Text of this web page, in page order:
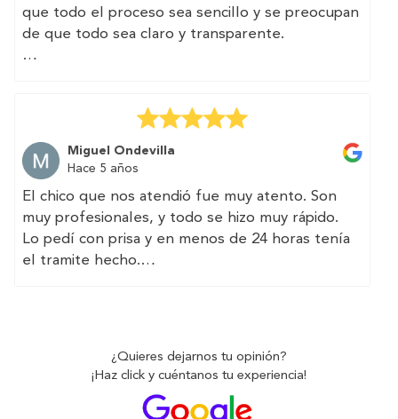
que todo el proceso sea sencillo y se preocupan
de que todo sea claro y transparente.
the whole process easy and they make sure
everything is clear and transparent.
Miguel Ondevilla
Hace 5 años
El chico que nos atendió fue muy atento. Son
muy profesionales, y todo se hizo muy rápido.
Lo pedí con prisa y en menos de 24 horas tenía
el tramite hecho.
done very quickly.
I had the paperwork done.
¿Quieres dejarnos tu opinión?
¡Haz click y cuéntanos tu experiencia!